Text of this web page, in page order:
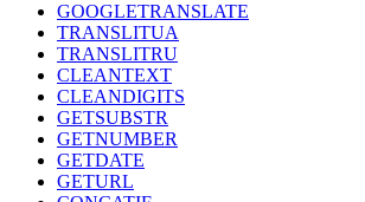
GOOGLETRANSLATE
TRANSLITUA
TRANSLITRU
CLEANTEXT
CLEANDIGITS
GETSUBSTR
GETNUMBER
GETDATE
GETURL